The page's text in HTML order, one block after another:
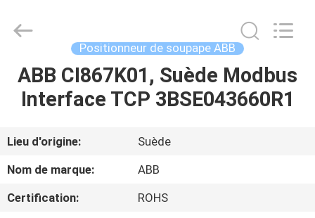
LA
PRODUITS
INDUSTRY
Reserved.
Positionneur de soupape ABB
ABB CI867K01, Suède Modbus
Interface TCP 3BSE043660R1
Lieu d'origine:
Suède
Nom de marque:
ABB
Certification:
ROHS